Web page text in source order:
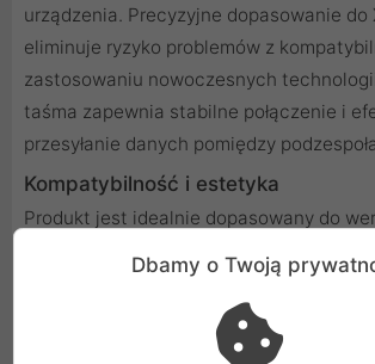
urządzenia. Precyzyjne dopasowanie do
eliminuje ryzyko problemów z
zastosowaniu nowoczesnych
taśma zapewnia stabilne połączenie i
przesyłanie danych pomiędzy
Kompatybilność i estetyka
Produkt jest idealnie dopasowany do
Green, co podkreśla elegancki wygląd
To idealne rozwiązanie zarówno dla
serwisów, jak i użytkowników
chcą zadbać o sprawność swojego
Dbamy o Twoją